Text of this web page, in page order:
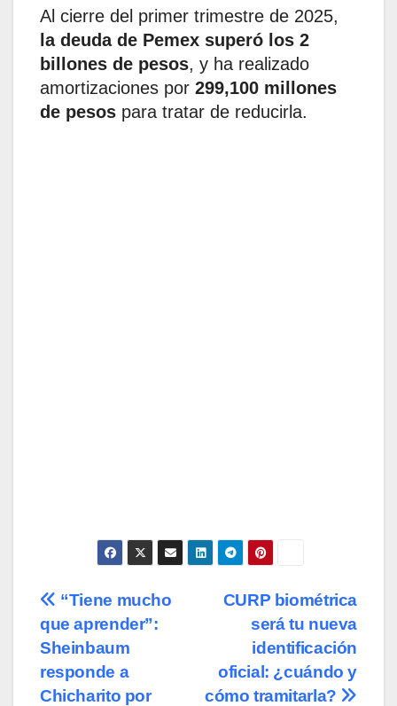
Al cierre del primer trimestre de 2025,
la deuda de Pemex superó los 2
billones de pesos, y ha realizado
amortizaciones por 299,100 millones
de pesos para tratar de reducirla.
Navegación
de
entradas
CURP biométrica
será tu nueva
identificación
oficial: ¿cuándo y
cómo tramitarla?
“Tiene mucho
que aprender”:
Sheinbaum
responde a
Chicharito por